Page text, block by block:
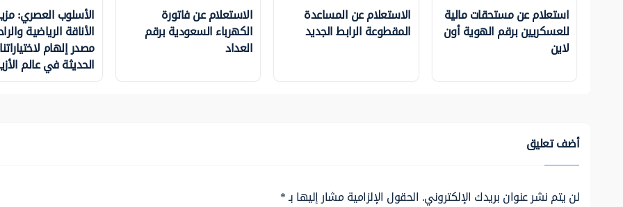
استعلام عن مستحقات مالية
للعسكريين برقم الهوية أون
لاين
الاستعلام عن المساعدة
المقطوعة الرابط الجديد
الاستعلام عن فاتورة
الكهرباء السعودية برقم
العداد
الأسلوب العصري:
الأناقة الرياضية
مصدر إلهام لاختياراتنا
الحديثة في عالم
أضف تعليق
لن يتم نشر عنوان بريدك الإلكتروني. الحقول الإلزامية مشار إليها بـ*